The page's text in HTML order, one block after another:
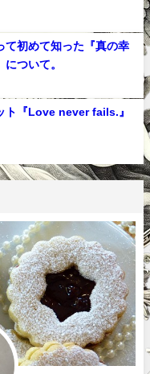
て初めて知った『真の幸
ついて。
ト『Love never fails.』